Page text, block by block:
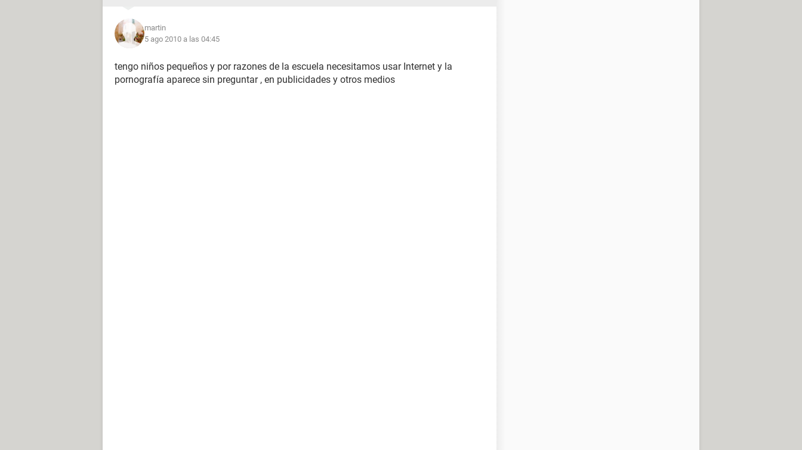
martin
5 ago 2010 a las 04:45
tengo niños pequeños y por razones de la escuela necesitamos usar Internet y la
pornografía aparece sin preguntar , en publicidades y otros medios